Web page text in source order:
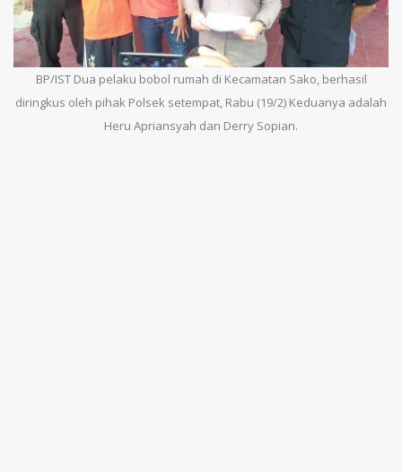
BP/IST Dua pelaku bobol rumah di Kecamatan Sako, berhasil
diringkus oleh pihak Polsek setempat, Rabu (19/2) Keduanya adalah
Heru Apriansyah dan Derry Sopian.